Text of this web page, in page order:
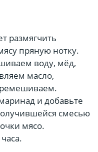
размягчить
пряную нотку.
воду, мёд,
масло,
и добавьте
смесью
мясо.